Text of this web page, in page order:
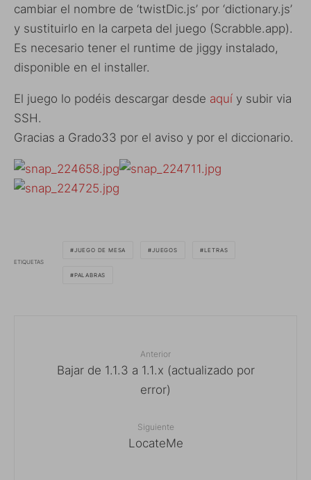
cambiar el nombre de ‘twistDic.js’ por ‘dictionary.js’
y sustituirlo en la carpeta del juego (Scrabble.app).
Es necesario tener el runtime de jiggy instalado,
disponible en el installer.
El juego lo podéis descargar desde aquí y subir via
SSH.
Gracias a Grado33 por el aviso y por el diccionario.
ETIQUETAS
JUEGO DE MESA JUEGOS LETRAS
PALABRAS
Anterior
Bajar de 1.1.3 a 1.1.x (actualizado por
error)
Siguiente
LocateMe